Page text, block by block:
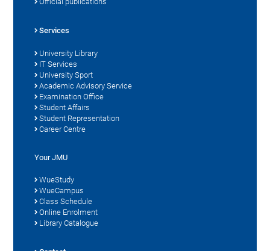
Services
University Library
IT Services
University Sport
Academic Advisory Service
Examination Office
Student Affairs
Student Representation
Career Centre
Your JMU
WueStudy
WueCampus
Class Schedule
Online Enrolment
Library Catalogue